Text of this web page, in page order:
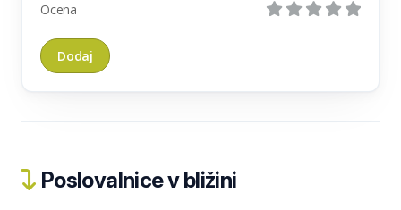
Ocena
Poslovalnice v bližini